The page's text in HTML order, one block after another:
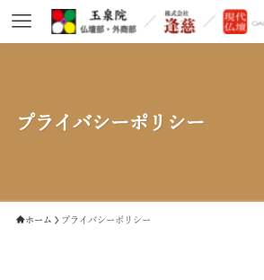
プライバシーポリシー
ホーム プライバシーポリシー